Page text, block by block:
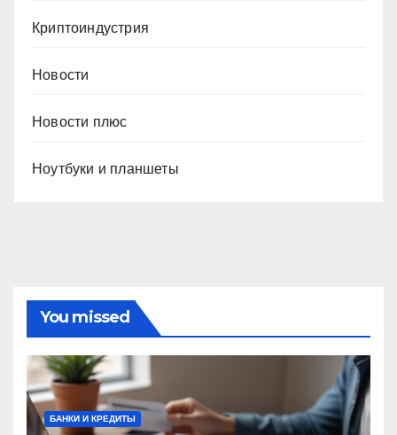
Криптоиндустрия
Новости
Новости плюс
Ноутбуки и планшеты
You missed
БАНКИ И КРЕДИТЫ